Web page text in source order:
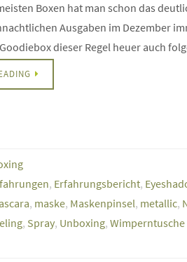
Boxen hat man schon das
Ausgaben im Dezember
dieser Regel heuer auch
, Erfahrungsbericht,
, maske, Maskenpinsel, metallic,
, Spray, Unboxing, Wimperntusche